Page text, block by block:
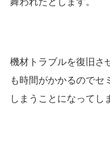
機材トラブルを復旧さ
も時間がかかるのでセ
しまうことになってし